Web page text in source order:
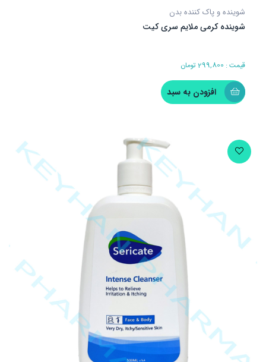
شوینده و پاک کننده بدن
شوینده کرمی ملایم سری کیت
قیمت : تومان
افزودن به سبد